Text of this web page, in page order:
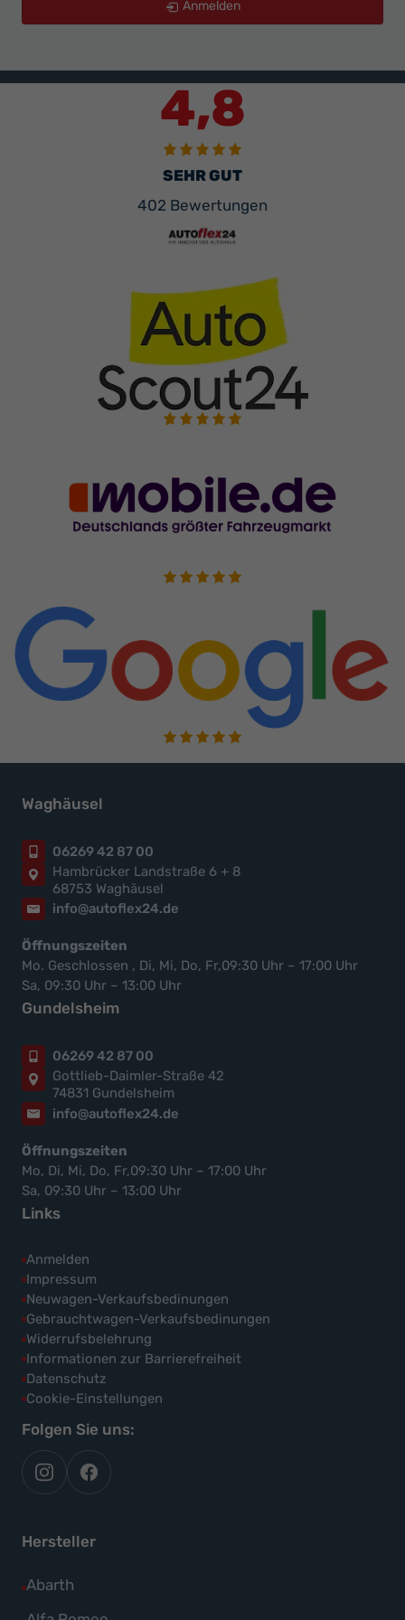
Anmelden
4,8
SEHR GUT
402 Bewertungen
Waghäusel
06269 42 87 00
Hambrücker Landstraße 6 + 8
68753 Waghäusel
info@autoflex24.de
Öffnungszeiten
Mo. Geschlossen , Di, Mi, Do, Fr,09:30 Uhr – 17:00 Uhr
Sa, 09:30 Uhr – 13:00 Uhr
Gundelsheim
06269 42 87 00
Gottlieb-Daimler-Straße 42
74831 Gundelsheim
info@autoflex24.de
Öffnungszeiten
Mo, Di, Mi, Do, Fr,09:30 Uhr – 17:00 Uhr
Sa, 09:30 Uhr – 13:00 Uhr
Links
Anmelden
Impressum
Neuwagen-Verkaufsbedinungen
Gebrauchtwagen-Verkaufsbedinungen
Widerrufsbelehrung
Informationen zur Barrierefreiheit
Datenschutz
Cookie-Einstellungen
Folgen Sie uns:
autoflex
auf
autoflex24
auf
Hersteller
Abarth
Alle
Fahrzeuge